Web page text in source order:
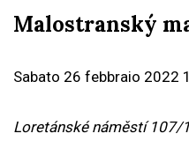
Malostranský
Sabato 26 febbraio 2022
Loretánské náměstí 107/